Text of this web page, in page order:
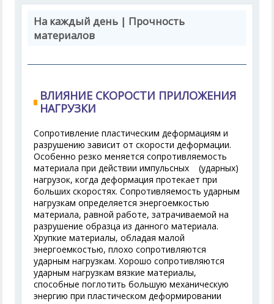
На каждый день | Прочность
материалов
ВЛИЯНИЕ СКОРОСТИ ПРИЛОЖЕНИЯ
НАГРУЗКИ
Сопротивление пластическим деформациям и
разрушению зависит от скорости деформации.
Особенно резко меняется сопротивляемость
материала при действии импульсных (ударных)
нагрузок, когда деформация протекает при
больших скоростях. Сопротивляемость ударным
нагрузкам определяется энергоемкостью
материала, равной работе, затрачиваемой на
разрушение образца из данного материала.
Хрупкие материалы, обладая малой
энергоемкостью, плохо сопротивляются
ударным нагрузкам. Хорошо сопротивляются
ударным нагрузкам вязкие материалы,
способные поглотить большую механическую
энергию при пластическом деформировании